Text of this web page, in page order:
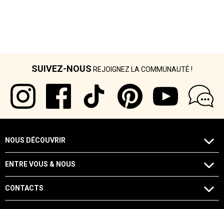
SUIVEZ-NOUS REJOIGNEZ LA COMMUNAUTÉ !
NOUS DÉCOUVRIR
ENTRE VOUS & NOUS
CONTACTS